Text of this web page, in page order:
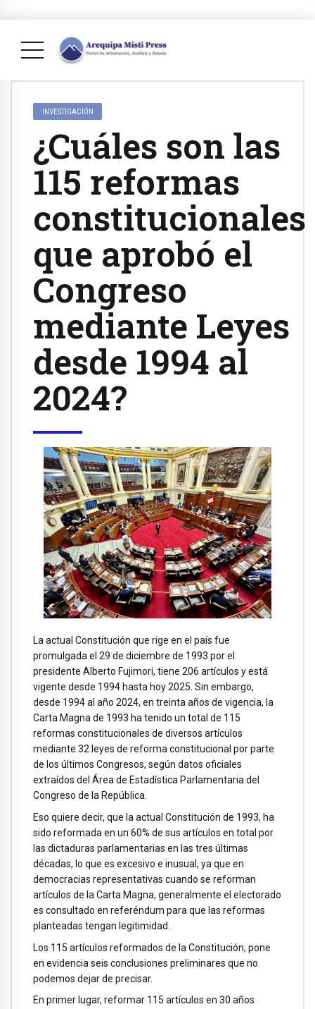
INVESTIGACIÓN
¿Cuáles son las
115 reformas
constitucionales
que aprobó el
Congreso
mediante Leyes
desde 1994 al
2024?
La actual Constitución que rige en el país fue
promulgada el 29 de diciembre de 1993 por el
presidente Alberto Fujimori, tiene 206 artículos y está
vigente desde 1994 hasta hoy 2025. Sin embargo,
desde 1994 al año 2024, en treinta años de vigencia, la
Carta Magna de 1993 ha tenido un total de 115
reformas constitucionales de diversos artículos
mediante 32 leyes de reforma constitucional por parte
de los últimos Congresos, según datos oficiales
extraídos del Área de Estadística Parlamentaria del
Congreso de la República.
Eso quiere decir, que la actual Constitución de 1993, ha
sido reformada en un 60% de sus artículos en total por
las dictaduras parlamentarias en las tres últimas
décadas, lo que es excesivo e inusual, ya que en
democracias representativas cuando se reforman
artículos de la Carta Magna, generalmente el electorado
es consultado en referéndum para que las reformas
planteadas tengan legitimidad.
Los 115 artículos reformados de la Constitución, pone
en evidencia seis conclusiones preliminares que no
podemos dejar de precisar.
En primer lugar, reformar 115 artículos en 30 años